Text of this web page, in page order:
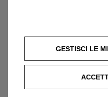
Fase 3: Incontro faccia a
Dopo la valutazione, un
definitivo per il tuo veicolo.
GESTISCI LE